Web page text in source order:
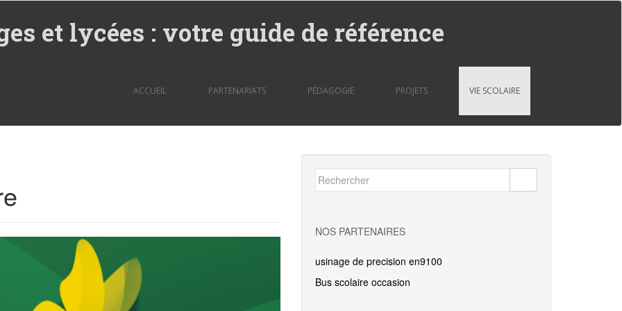
et lycées : votre guide de référence
ACCUEIL PARTENARIATS PÉDAGOGIE PROJETS VIE SCOLAIRE
Rechercher...
NOS PARTENAIRES
usinage de precision en9100
Bus scolaire occasion